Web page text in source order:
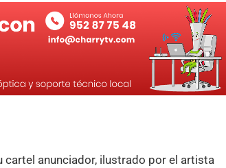
cartel anunciador, ilustrado por el artista